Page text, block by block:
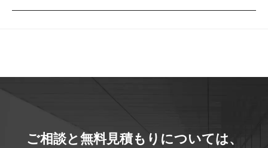
ご相談と無料見積もりについては、